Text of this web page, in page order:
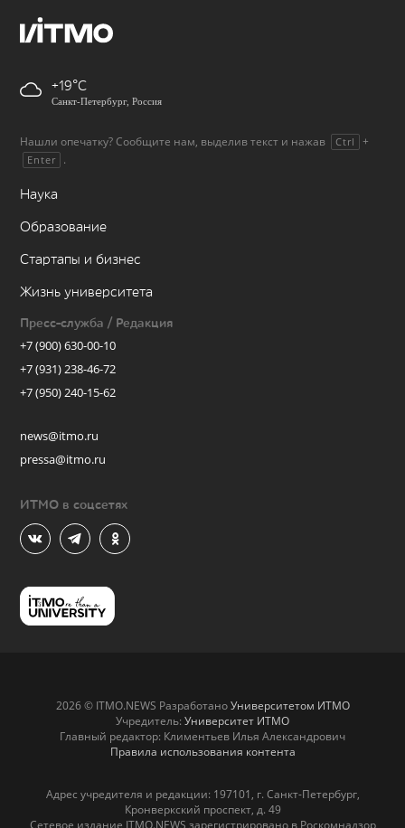
+19
Санкт-Петербург, Россия
Нашли опечатку? Сообщите нам, выделив текст и нажав Ctrl +
Enter .
Наука
Образование
Стартапы и бизнес
Жизнь университета
Пресс-служба / Редакция
+7 (900) 630-00-10
+7 (931) 238-46-72
+7 (950) 240-15-62
news@itmo.ru
pressa@itmo.ru
ИТМО в соцсетях
2026 © ITMO.NEWS РазработаноУниверситетом ИТМО
Учредитель: Университет ИТМО
Главный редактор: Климентьев Илья Александрович
Правила использования контента
Адрес учредителя и редакции: 197101, г. Санкт-Петербург,
Кронверкский проспект, д. 49
Сетевое издание ITMO.NEWS зарегистрировано в Роскомнадзор